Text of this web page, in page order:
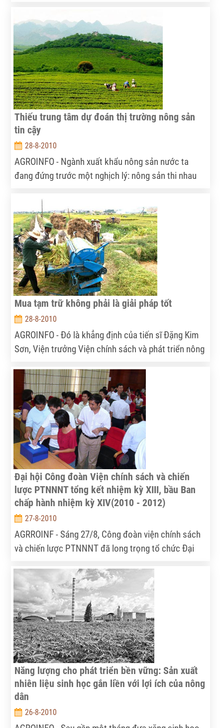
Thiếu trung tâm dự đoán thị trường nông sản
tin cậy
28-8-2010
AGROINFO - Ngành xuất khẩu nông sản nước ta
đang đứng trước một nghịch lý: nông sản thi nhau
nhưng khi giá trên thị trường thế giới tăng cao,
doanh nghiệp và nông dân lại không còn hàng để
bán
Mua tạm trữ không phải là giải pháp tốt
28-8-2010
AGROINFO - Đó là khẳng định của tiến sĩ Đặng Kim
Sơn, Viện trưởng Viện chính sách và phát triển nông
cần có một chính sách hỗ trợ, giúp nông dân gắn bó
với nông nghiệp.
Đại hội Công đoàn Viện chính sách và chiến
lược PTNNNT tổng kết nhiệm kỳ XIII, bầu Ban
chấp hành nhiệm kỳ XIV(2010 - 2012)
27-8-2010
AGRROINF - Sáng 27/8, Công đoàn viện chính sách
và chiến lược PTNNNT đã long trọng tổ chức Đại
công đoàn Viện nhiệm kỳ XIII, tiến hành bầu cử và
triển khai hoạt động cho BCH công đoàn Viện
nhiệm kỳ XIV.
Năng lượng cho phát triển bền vững: Sản xuất
nhiên liệu sinh học gắn liền với lợi ích của nông
dân
26-8-2010